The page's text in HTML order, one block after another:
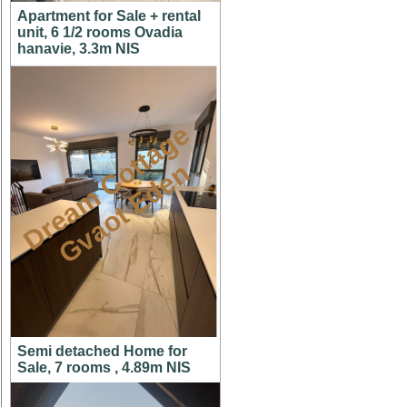
Apartment for Sale + rental
unit, 6 1/2 rooms Ovadia
hanavie, 3.3m NIS
D
r
e
a
m
C
o
t
t
a
g
e
G
v
a
o
t
E
d
e
n
Semi detached Home for
Sale, 7 rooms , 4.89m NIS